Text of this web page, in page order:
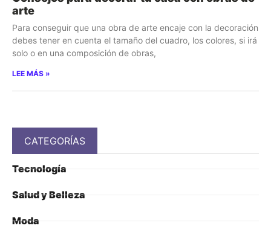
arte
Para conseguir que una obra de arte encaje con la decoración
debes tener en cuenta el tamaño del cuadro, los colores, si irá
solo o en una composición de obras,
LEE MÁS »
CATEGORÍAS
Tecnología
Salud y Belleza
Moda